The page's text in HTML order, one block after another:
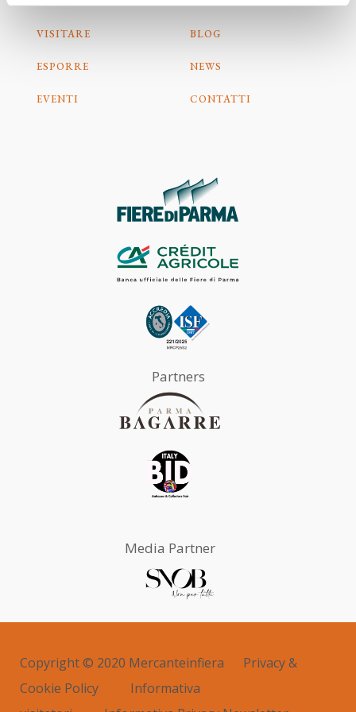
VISITARE
ESPORRE
EVENTI
BLOG
NEWS
CONTATTI
Partners
Media Partner
Copyright © 2020 Mercanteinfiera
Privacy &
Cookie Policy
Informativa